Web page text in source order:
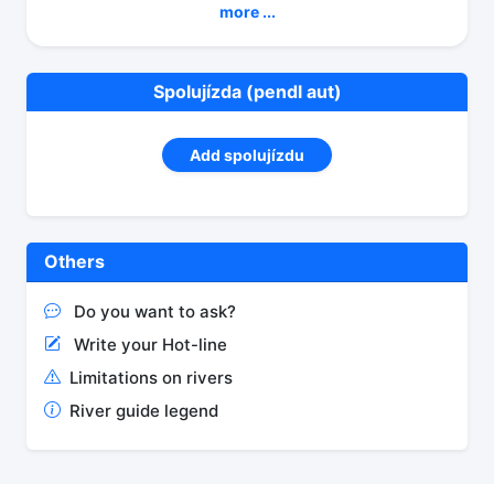
more ...
Spolujízda (pendl aut)
Add spolujízdu
Others
Do you want to ask?
Write your Hot-line
Limitations on rivers
River guide legend